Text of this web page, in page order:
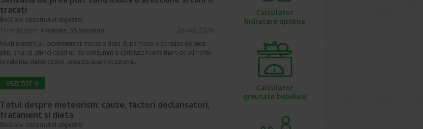
tratati
Boli ale sistemului digestiv
Timp de citire: 4 minute, 55 secunde
26 iulie 2026
Multi oameni au experimentat macar o data dupa masa o senzatie de prea
plin, chiar si atunci cand nu au consumat o cantitate foarte mare de alimente.
In cele mai multe cazuri, aceasta apare ocazional…
Totul despre meteorism: cauze, factori declansatori,
tratament si dieta
Boli ale sistemului digestiv
Calculator
hidratare optima
Calculator
greutate bebelusi